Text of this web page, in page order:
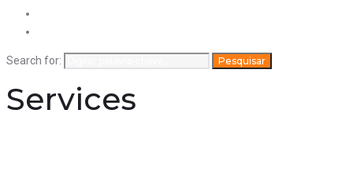
Search for: Pesquisar
Services